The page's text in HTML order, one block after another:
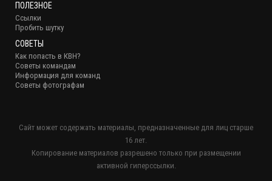
ПОЛЕЗНОЕ
Ссылки
Пробить шутку
СОВЕТЫ
Как попасть в КВН?
Советы командам
Информация для команд
Советы фотографам
Сайт может содержать материалы, предназначенные для лиц старше
16 лет.
Копирование материалов разрешено только при размещении
активной гиперссылки.